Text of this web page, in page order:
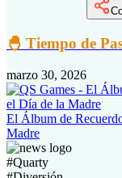
🐣 Tiempo de
marzo 30, 2026
El Álbum de
Madre
#Quarty